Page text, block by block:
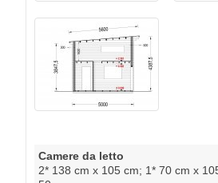
Camere da letto
2* 138 cm x 105 cm; 1* 70 cm x